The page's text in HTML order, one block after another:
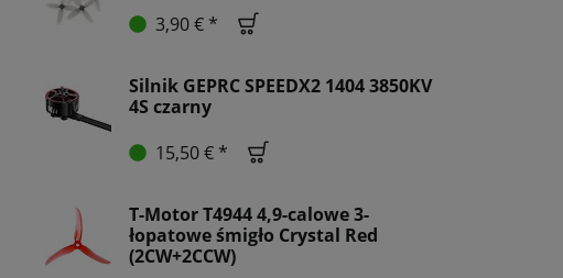
3,90 € *
Silnik GEPRC SPEEDX2 1404 3850KV
4S czarny
15,50 € *
T-Motor T4944 4,9-calowe 3-
łopatowe śmigło Crystal Red
(2CW+2CCW)